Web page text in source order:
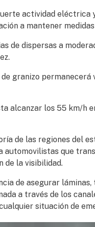
actividad eléctrica
a mantener
de dispersas a
granizo permanecerá
alcanzar los 55 km/h
de las regiones del
automovilistas que
de la visibilidad.
de asegurar
a través de los
situación de